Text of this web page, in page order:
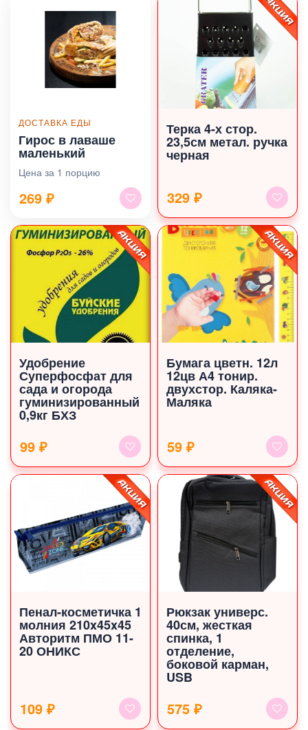
ДОСТАВКА ЕДЫ
Гирос в лаваше
маленький
Цена за 1 порцию
269 ₽
Терка 4-х стор.
23,5см метал. ручка
черная
329 ₽
Удобрение
Суперфосфат для
сада и огорода
гуминизированный
0,9кг БХЗ
99 ₽
Бумага цветн. 12л
12цв А4 тонир.
двухстор. Каляка-
Маляка
59 ₽
Пенал-косметичка 1
молния 210x45x45
Авторитм ПМО 11-
20 ОНИКС
109 ₽
Рюкзак универс.
40см, жесткая
спинка, 1
отделение,
боковой карман,
USB
575 ₽